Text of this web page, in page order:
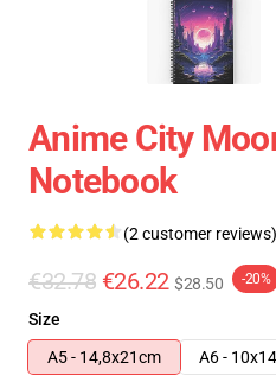
Anime City
Notebook
(2 customer reviews)
€32.78 €26.22 $28.50 -20%
Size
A5 - 14,8x21cm
A6 -